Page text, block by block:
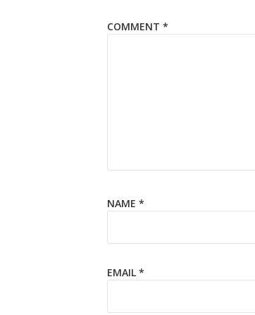
COMMENT *
NAME *
EMAIL *